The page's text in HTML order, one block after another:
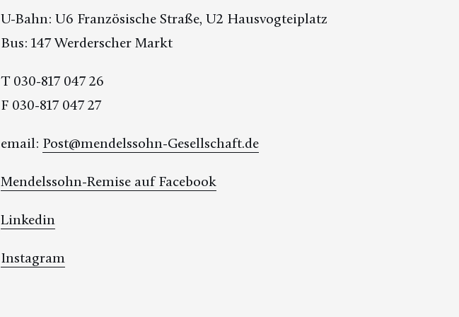
U-Bahn: U6 Französische Straße, U2 Hausvogteiplatz
Bus: 147 Werderscher Markt
T 030-817 047 26
F 030-817 047 27
email: Post@mendelssohn-Gesellschaft.de
Mendelssohn-Remise auf Facebook
Linkedin
Instagram